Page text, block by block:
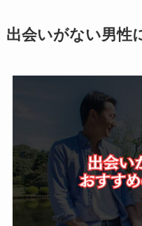
出会いがない男性